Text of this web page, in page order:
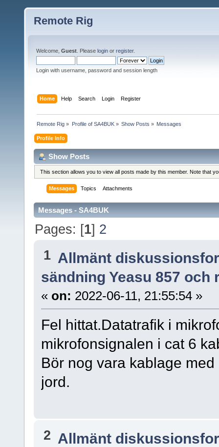
Remote Rig
Welcome, Guest . Please login or register.
Login with username, password and session length
Home Help Search Login Register
Remote Rig » Profile of SA4BUK» Show Posts » Messages
Profile Info
Show Posts
This section allows you to view all posts made by this member. Note that
Messages Topics Attachments
Messages - SA4BUK
Pages: [1] 2
1 Allmänt
sändning Yeasu 857 och
« on: 2022-06-11, 21:55:54 »
Fel hittat.Datatrafik i
mikrofonsignalen i cat 6
Bör nog vara kablage
jord.
2 Allmänt